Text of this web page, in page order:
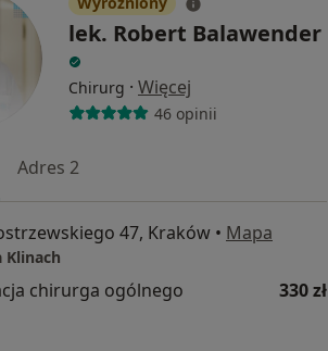
lek. Robert Balawender
Chirurg · Więcej
46 opinii
Adres 2
47, Kraków • Mapa
Klinach
chirurga ogólnego 330 zł